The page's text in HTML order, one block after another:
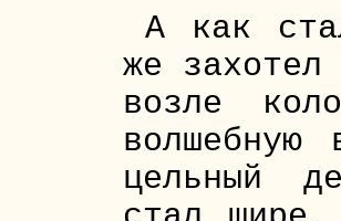
А как
же
возле
цельный